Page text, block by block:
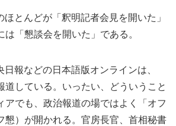
とんどが「釈明記者会見を開いた」
「懇談会を開いた」である。
報などの日本語版オンラインは、
道している。いったい、どういうこと
でも、政治報道の場ではよく「オフ
懇）が開かれる。官房長官、首相秘書